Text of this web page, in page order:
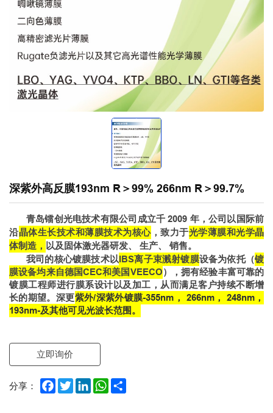
深紫外高反膜193nm R＞99% 266nm R＞99.7%
青岛镭创光电技术有限公司成立千 2009 年，公司以国际前
沿晶体生长技术和薄膜技术为核心， 致力于光学薄膜和光学晶
体制造， 以及固体激光器研发、 生产、 销售。
我司的核心镀膜技术以IBS离子束溅射镀膜设备为依托（镀
膜设备均来自德国CEC和美国VEECO），拥有经验丰富可靠的
镀膜工程师进行膜系设计以及加工，从而满足客户持续不断增
长的期望。深更紫外/深紫外镀膜-355nm ， 266nm， 248nm，
193nm-及其他可见光波长范围。
立即询价
分享： Facebook
TwitterLinkedInWhatsApp